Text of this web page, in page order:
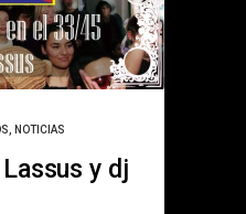
NOTICIAS
y dj